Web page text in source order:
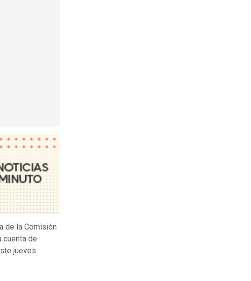
de la Comisión
cuenta de
jueves.